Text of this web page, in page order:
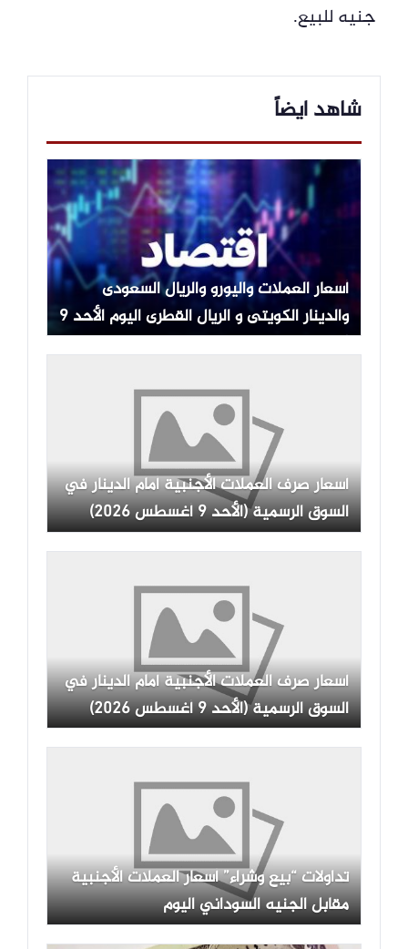
جنيه للبيع.
شاهد ايضاً
أسعار العملات واليورو والريال السعودى
والدينار الكويتى و الريال القطرى اليوم الأحد 9
أغسطس 2026
أسعار صرف العملات الأجنبية أمام الدينار في
السوق الرسمية (الأحد 9 أغسطس 2026)
أسعار صرف العملات الأجنبية أمام الدينار في
السوق الرسمية (الأحد 9 أغسطس 2026)
تداولات “بيع وشراء” أسعار العملات الأجنبية
مقابل الجنيه السوداني اليوم